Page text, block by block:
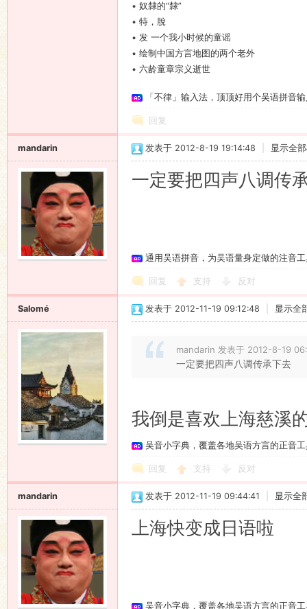
• 奴隸的“隸”
• 特，脫
• 发 一个我小时候的童谣
• 绘制中国方言地图的两个老外
• 六龄童章宗义逝世
「不律」输入法，顶顶好用个吴语拼音
回复
mandarin 发表于 2012-8-19 19:14:48 显示全
一定要把四声八调传
通用吴语拼音，为吴语量身定做的注音
回复 支持 反对
Salomé 发表于 2012-11-19 09:12:48 显示全
mandarin 发表于 2012-8-19
一定要把四声八调传承下去
我倒是喜欢上海慈溪
吴音小字典，覆盖各地吴语方言的正音
回复 支持 反对
mandarin 发表于 2012-11-19 09:44:41 显示全
上海快变成日语啦
吴音小字典，覆盖各地吴语方言的正音